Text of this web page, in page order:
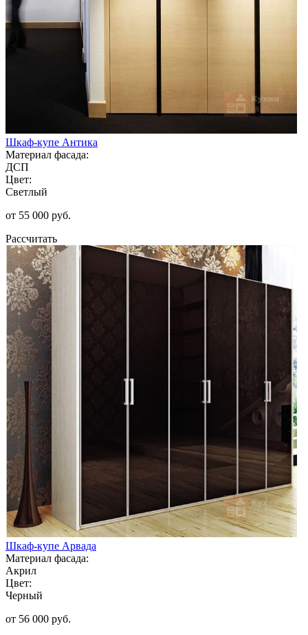
Шкаф-купе Антика
Материал фасада:
ДСП
Цвет:
Светлый
от 55 000 руб.
Рассчитать
Шкаф-купе Арвада
Материал фасада:
Акрил
Цвет:
Черный
от 56 000 руб.